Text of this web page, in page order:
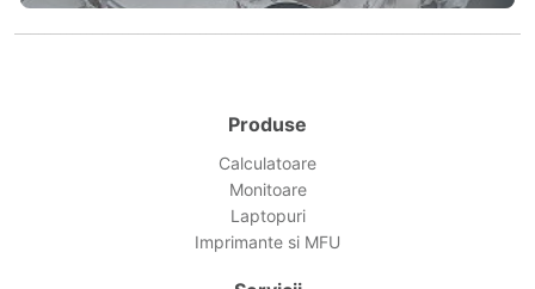
Produse
Calculatoare
Monitoare
Laptopuri
Imprimante si MFU